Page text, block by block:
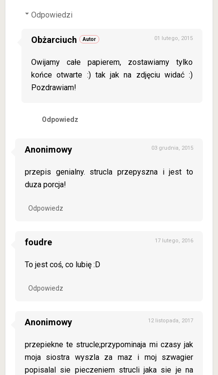
Odpowiedzi
Obżarciuch 01 lutego, 2015
Owijamy całe papierem, zostawiamy tylko
końce otwarte :) tak jak na zdjęciu widać :)
Pozdrawiam!
Odpowiedz
Anonimowy 03 grudnia, 2015
przepis genialny. strucla przepyszna i jest to
duza porcja!
Odpowiedz
foudre 17 lutego, 2016
To jest coś, co lubię :D
Odpowiedz
Anonimowy 12 listopada, 2017
przepiekne te strucle;przypominaja mi czasy jak
moja siostra wyszla za maz i moj szwagier
popisalal sie pieczeniem strucli jaka sie je na